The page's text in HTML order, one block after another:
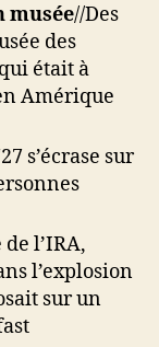
musée//Des
des
était à
Amérique
s’écrase sur
l’IRA,
l’explosion
sur un